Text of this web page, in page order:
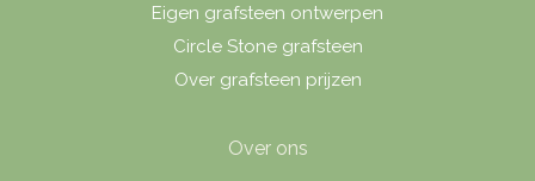
Eigen grafsteen ontwerpen
Circle Stone grafsteen
Over grafsteen prijzen
Over ons